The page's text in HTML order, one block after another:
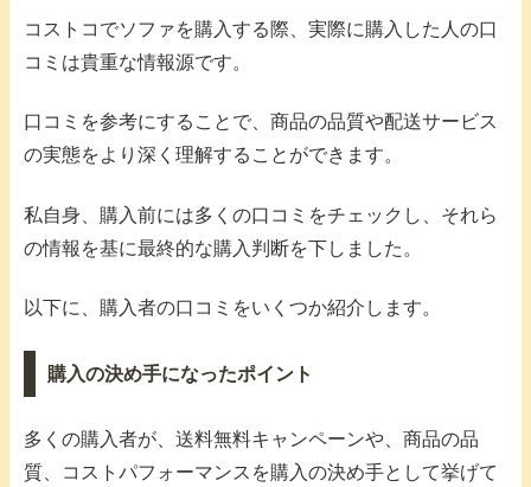
コストコでソファを購入する際、実際に購入した人の口
コミは貴重な情報源です。
口コミを参考にすることで、商品の品質や配送サービス
の実態をより深く理解することができます。
私自身、購入前には多くの口コミをチェックし、それら
の情報を基に最終的な購入判断を下しました。
以下に、購入者の口コミをいくつか紹介します。
購入の決め手になったポイント
多くの購入者が、送料無料キャンペーンや、商品の品
質、コストパフォーマンスを購入の決め手として挙げて